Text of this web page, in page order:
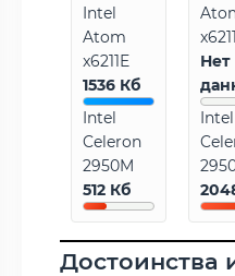
Intel
Atom
x6211E
1536 Кб
Intel
Celeron
2950M
512 Кб
Нет
Intel
Достоинства